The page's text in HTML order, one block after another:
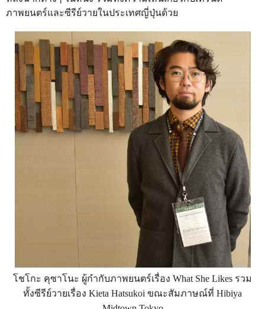
ภาพยนตร์และซีรีย์วายในประเทศญี่ปุ่นด้วย
โชโกะ คุซาโนะ ผู้กำกับภาพยนตร์เรื่อง What She Likes รวม
ทั้งซีรีย์วายเรื่อง Kieta Hatsukoi ขณะสัมภาษณ์ที่ Hibiya